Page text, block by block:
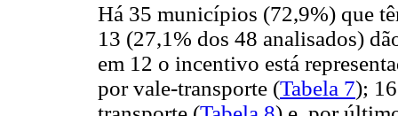
Há 35 municípios (72,9%) que
13 (27,1% dos 48 analisados)
em 12 o incentivo está
por vale-transporte (Tabela 7);